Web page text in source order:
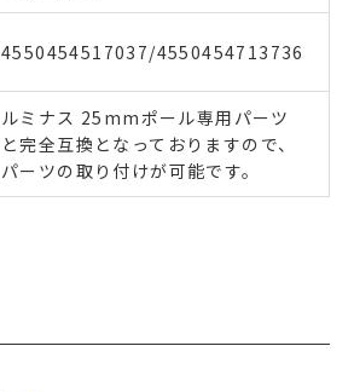
4550454517037/4550454713736
ルミナス 25mmポール専用パーツ
と完全互換となっておりますので、
パーツの取り付けが可能です。